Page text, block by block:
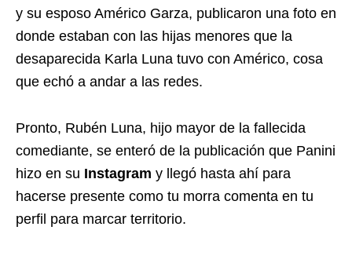
y su esposo Américo Garza, publicaron una foto en
donde estaban con las hijas menores que la
desaparecida Karla Luna tuvo con Américo, cosa
que echó a andar a las redes.
Pronto, Rubén Luna, hijo mayor de la fallecida
comediante, se enteró de la publicación que Panini
hizo en su Instagram y llegó hasta ahí para
hacerse presente como tu morra comenta en tu
perfil para marcar territorio.